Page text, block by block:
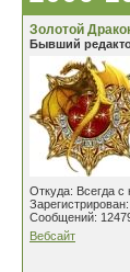
Золотой
Бывший
Откуда: Всегда с
Сообщений:
Вебсайт